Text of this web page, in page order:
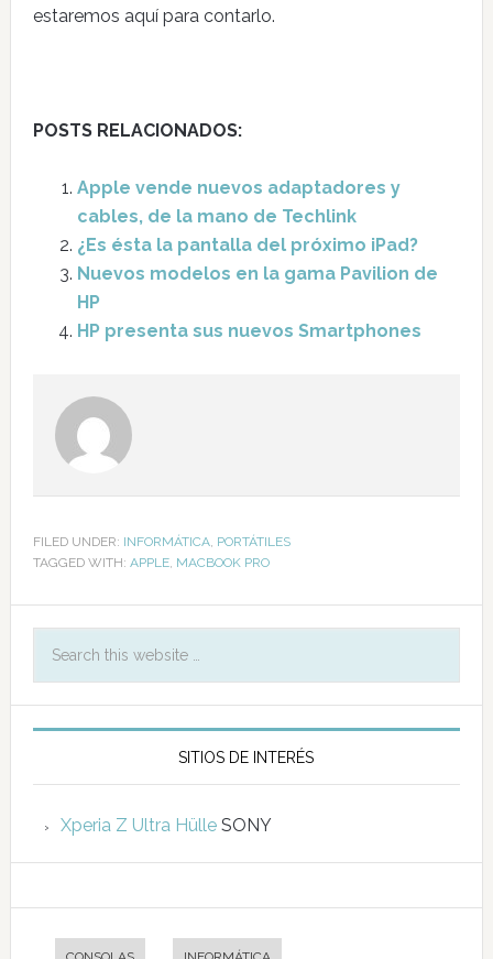
estaremos aquí para contarlo.
POSTS RELACIONADOS:
Apple vende nuevos adaptadores y
cables, de la mano de Techlink
¿Es ésta la pantalla del próximo iPad?
Nuevos modelos en la gama Pavilion de
HP
HP presenta sus nuevos Smartphones
FILED UNDER: INFORMÁTICA, PORTÁTILES
TAGGED WITH: APPLE, MACBOOK PRO
SITIOS DE INTERÉS
Xperia Z Ultra HülleSONY